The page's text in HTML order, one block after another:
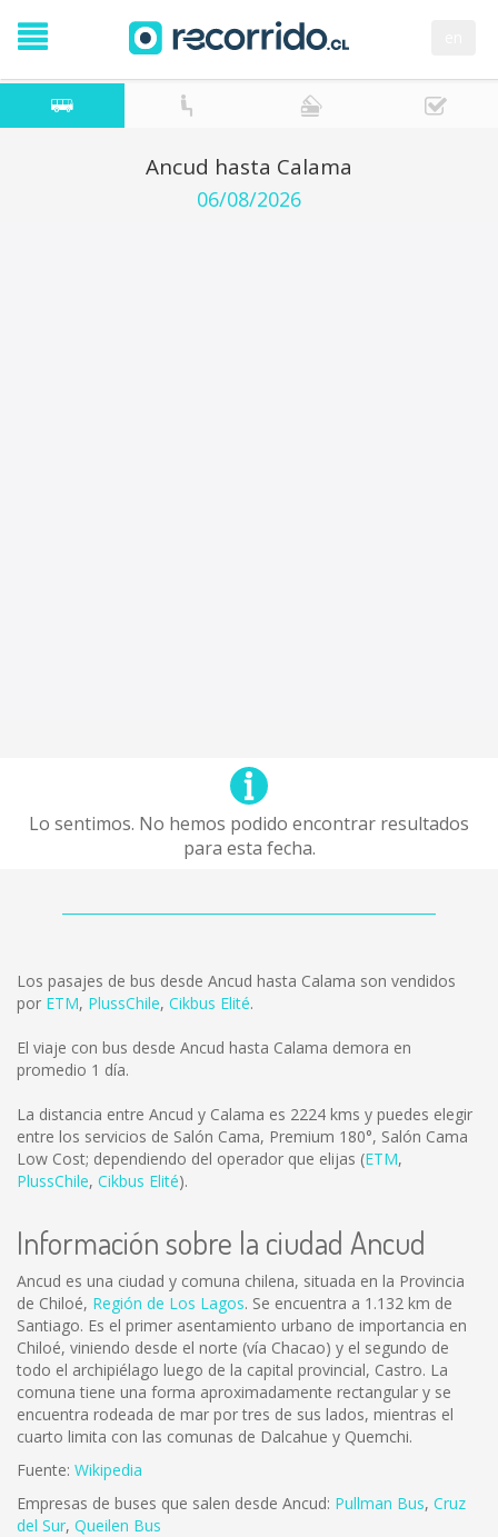
Ancud hasta Calama
06/08/2026
Lo sentimos. No hemos podido encontrar resultados
para esta fecha.
Los pasajes de bus desde Ancud hasta Calama son vendidos
por ETM, PlussChile, Cikbus Elité.
El viaje con bus desde Ancud hasta Calama demora en
promedio 1 día.
La distancia entre Ancud y Calama es 2224 kms y puedes elegir
entre los servicios de Salón Cama, Premium 180°, Salón Cama
Low Cost; dependiendo del operador que elijas (ETM,
PlussChile, Cikbus Elité).
Información sobre la ciudad Ancud
Ancud es una ciudad y comuna chilena, situada en la Provincia
de Chiloé, Región de Los Lagos. Se encuentra a 1.132 km de
Santiago. Es el primer asentamiento urbano de importancia en
Chiloé, viniendo desde el norte (vía Chacao) y el segundo de
todo el archipiélago luego de la capital provincial, Castro. La
comuna tiene una forma aproximadamente rectangular y se
encuentra rodeada de mar por tres de sus lados, mientras el
cuarto limita con las comunas de Dalcahue y Quemchi.
Fuente: Wikipedia
Empresas de buses que salen desde Ancud: Pullman Bus, Cruz
del Sur, Queilen Bus